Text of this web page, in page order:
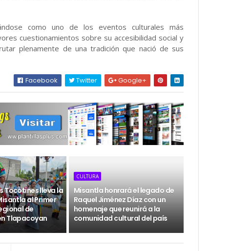
como uno de los eventos culturales más
cuestionamientos sobre su accesibilidad social y
plenamente de una tradición que nació de sus
Facebook Twitter Google+
Tocotines lleva la
al Primer
de
Tlapacoyan
CULTURA
Misantla honrará el legado de
Raquel Jiménez Díaz con un
homenaje que reunirá a la
comunidad cultural del país